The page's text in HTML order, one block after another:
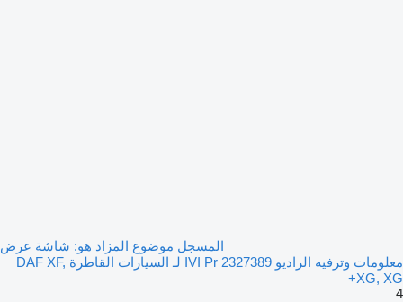
المسجل موضوع المزاد هو: شاشة عرض
معلومات وترفيه الراديو IVI Pr 2327389 لـ السيارات القاطرة DAF XF,
XG, XG+
4